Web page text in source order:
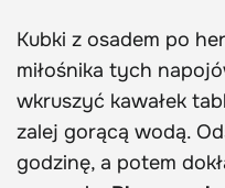
Kubki z osadem po
miłośnika tych
wkruszyć kawałek
zalej gorącą wodą.
godzinę, a potem